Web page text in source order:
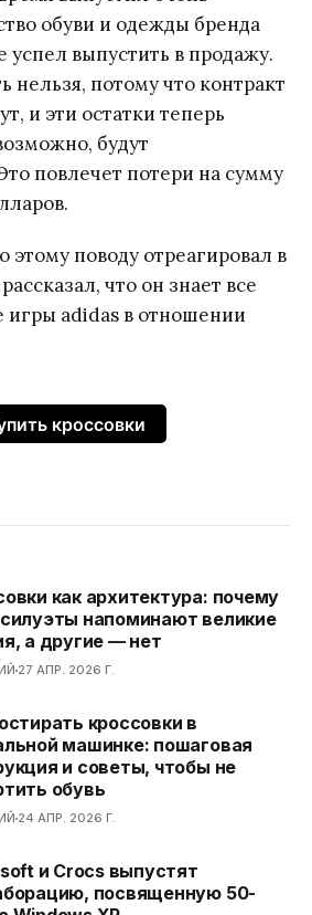
обуви и одежды бренда
успел выпустить в продажу.
нельзя, потому что контракт
и эти остатки теперь
будут
повлечет потери на сумму
этому поводу отреагировал в
что он знает все
игры adidas в отношении
кроссовки
как архитектура: почему
напоминают великие
а другие — нет
27 АПР. 2026 Г.
кроссовки в
машинке: пошаговая
и советы, чтобы не
обувь
24 АПР. 2026 Г.
и Crocs выпустят
посвященную 50-